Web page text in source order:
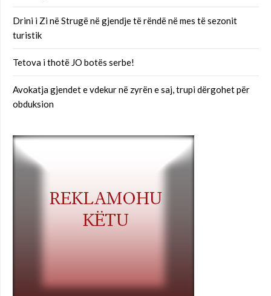
Drini i Zi në Strugë në gjendje të rëndë në mes të sezonit
turistik
Tetova i thotë JO botës serbe!
Avokatja gjendet e vdekur në zyrën e saj, trupi dërgohet për
obduksion